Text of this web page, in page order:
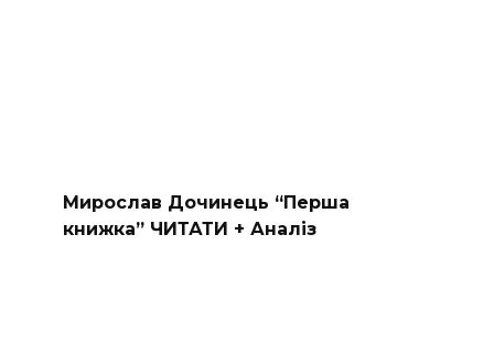
Мирослав Дочинець “Перша
книжка” ЧИТАТИ + Аналіз